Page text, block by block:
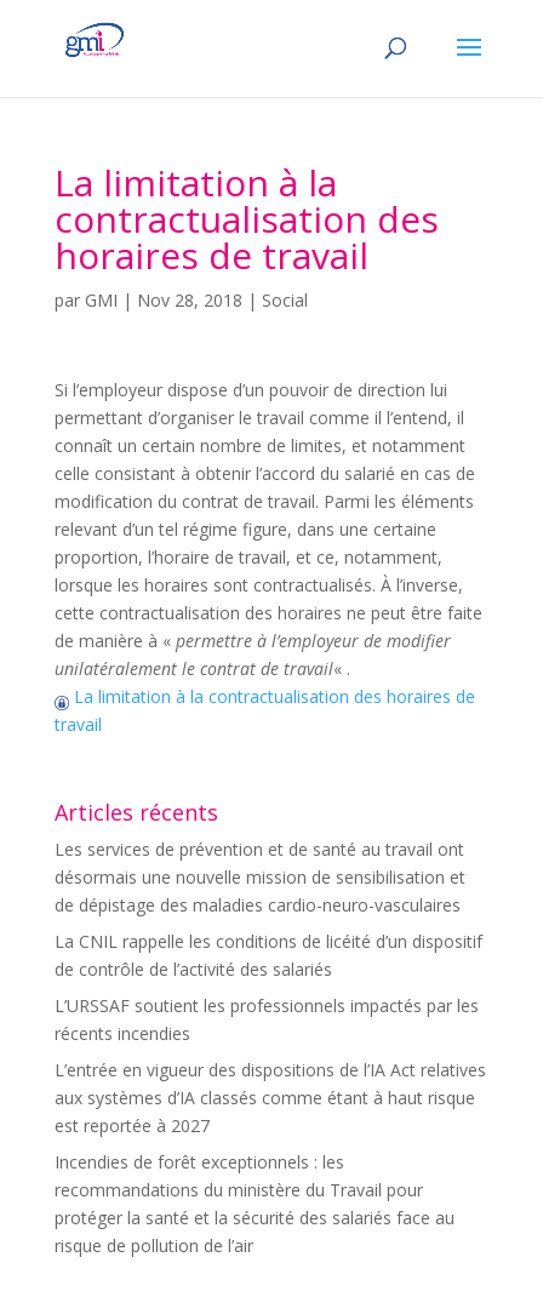
La limitation à la
contractualisation des
horaires de travail
par GMI | Nov 28, 2018 | Social
Si l’employeur dispose d’un pouvoir de direction lui
permettant d’organiser le travail comme il l’entend, il
connaît un certain nombre de limites, et notamment
celle consistant à obtenir l’accord du salarié en cas de
modification du contrat de travail. Parmi les éléments
relevant d’un tel régime figure, dans une certaine
proportion, l’horaire de travail, et ce, notamment,
lorsque les horaires sont contractualisés. À l’inverse,
cette contractualisation des horaires ne peut être faite
de manière à « permettre à l’employeur de modifier
unilatéralement le contrat de travail« .
La limitation à la contractualisation des horaires de
travail
Articles récents
Les services de prévention et de santé au travail ont
désormais une nouvelle mission de sensibilisation et
de dépistage des maladies cardio-neuro-vasculaires
La CNIL rappelle les conditions de licéité d’un dispositif
de contrôle de l’activité des salariés
L’URSSAF soutient les professionnels impactés par les
récents incendies
L’entrée en vigueur des dispositions de l’IA Act relatives
aux systèmes d’IA classés comme étant à haut risque
est reportée à 2027
Incendies de forêt exceptionnels : les
recommandations du ministère du Travail pour
protéger la santé et la sécurité des salariés face au
risque de pollution de l’air